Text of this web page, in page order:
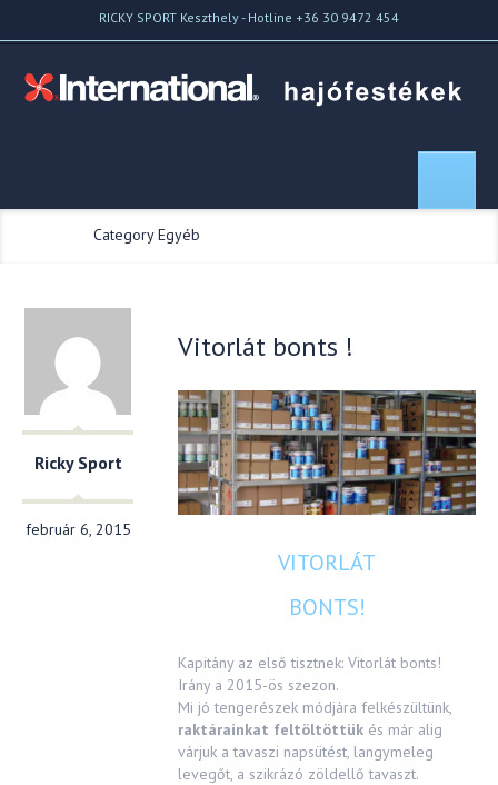
RICKY SPORT Keszthely - Hotline +36 30 9472 454
Category Egyéb
Ricky Sport
február 6, 2015
Vitorlát bonts !
VITORLÁT
BONTS!
Kapitány az első tisztnek: Vitorlát bonts!
Irány a 2015-ös szezon.
Mi jó tengerészek módjára felkészültünk,
raktárainkat feltöltöttük és már alig
várjuk a tavaszi napsütést, langymeleg
levegőt, a szikrázó zöldellő tavaszt.